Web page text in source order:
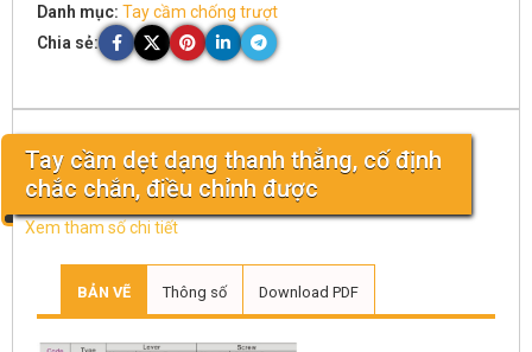
Tay cầm dẹt dạng thanh thẳng, cố định
chắc chắn, điều chỉnh được
Xem tham số chi tiết
BẢN VẼ Thông số Download PDF
Danh mục: Tay cầm chống trượt
Chia sẻ: